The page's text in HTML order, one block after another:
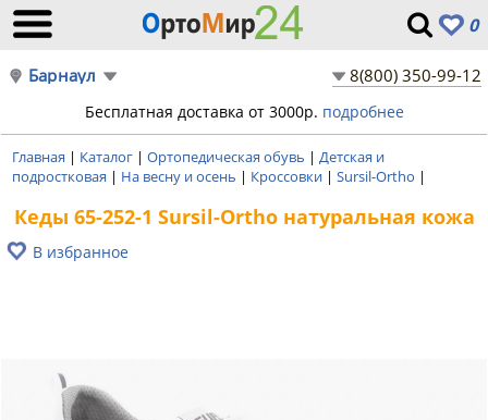
0
Барнаул 8(800) 350-99-12
Бесплатная доставка от 3000р. подробнее
Главная | Каталог | Ортопедическая обувь | Детская и
подростковая | На весну и осень | Кроссовки | Sursil-Ortho |
Кеды 65-252-1 Sursil-Ortho натуральная кожа
В избранное